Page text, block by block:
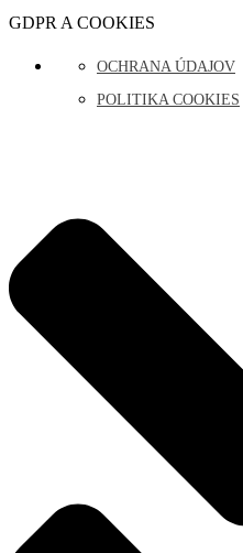
GDPR A COOKIES
OCHRANA ÚDAJOV
POLITIKA COOKIES